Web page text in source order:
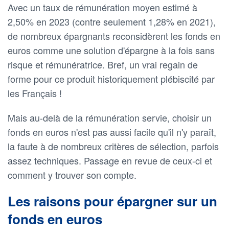
Avec un taux de rémunération moyen estimé à
2,50% en 2023 (contre seulement 1,28% en 2021),
de nombreux épargnants reconsidèrent les fonds en
euros comme une solution d'épargne à la fois sans
risque et rémunératrice. Bref, un vrai regain de
forme pour ce produit historiquement plébiscité par
les Français !
Mais au-delà de la rémunération servie, choisir un
fonds en euros n'est pas aussi facile qu'il n'y paraît,
la faute à de nombreux critères de sélection, parfois
assez techniques. Passage en revue de ceux-ci et
comment y trouver son compte.
Les raisons pour épargner sur un
fonds en euros